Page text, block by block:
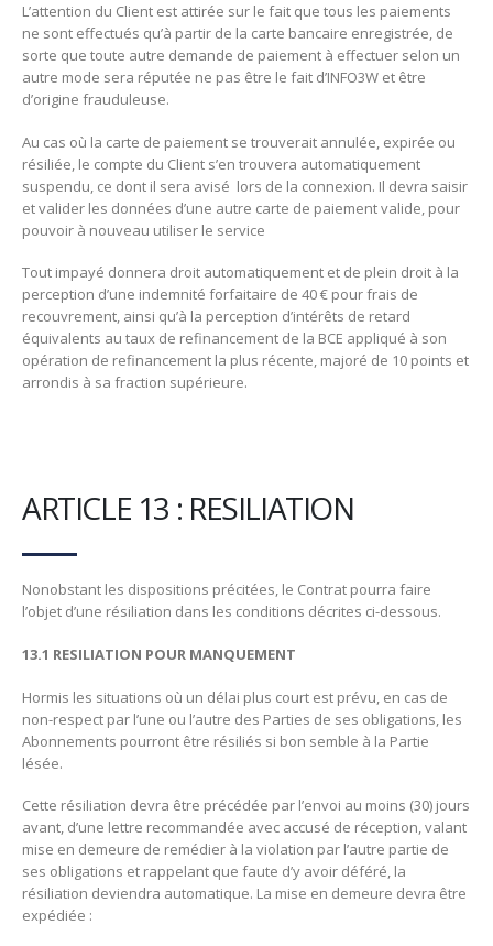
L’attention du Client est attirée sur le fait que tous les paiements
ne sont effectués qu’à partir de la carte bancaire enregistrée, de
sorte que toute autre demande de paiement à effectuer selon un
autre mode sera réputée ne pas être le fait d’INFO3W et être
d’origine frauduleuse.
Au cas où la carte de paiement se trouverait annulée, expirée ou
résiliée, le compte du Client s’en trouvera automatiquement
suspendu, ce dont il sera avisé lors de la connexion. Il devra saisir
et valider les données d’une autre carte de paiement valide, pour
pouvoir à nouveau utiliser le service
Tout impayé donnera droit automatiquement et de plein droit à la
perception d’une indemnité forfaitaire de 40 € pour frais de
recouvrement, ainsi qu’à la perception d’intérêts de retard
équivalents au taux de refinancement de la BCE appliqué à son
opération de refinancement la plus récente, majoré de 10 points et
arrondis à sa fraction supérieure.
ARTICLE 13 : RESILIATION
Nonobstant les dispositions précitées, le Contrat pourra faire
l’objet d’une résiliation dans les conditions décrites ci-dessous.
13.1 RESILIATION POUR MANQUEMENT‌
Hormis les situations où un délai plus court est prévu, en cas de
non-respect par l’une ou l’autre des Parties de ses obligations, les
Abonnements pourront être résiliés si bon semble à la Partie
lésée.
Cette résiliation devra être précédée par l’envoi au moins (30) jours
avant, d’une lettre recommandée avec accusé de réception, valant
mise en demeure de remédier à la violation par l’autre partie de
ses obligations et rappelant que faute d’y avoir déféré, la
résiliation deviendra automatique. La mise en demeure devra être
expédiée :